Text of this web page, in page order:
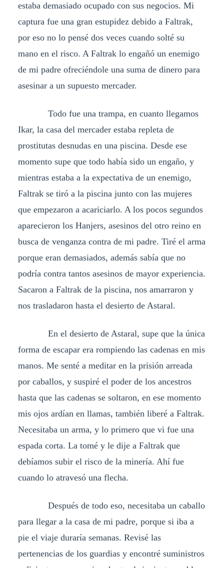
estaba demasiado ocupado con sus negocios. Mi
captura fue una gran estupidez debido a Faltrak,
por eso no lo pensé dos veces cuando solté su
mano en el risco. A Faltrak lo engañó un enemigo
de mi padre ofreciéndole una suma de dinero para
asesinar a un supuesto mercader.
Todo fue una trampa, en cuanto llegamos
Ikar, la casa del mercader estaba repleta de
prostitutas desnudas en una piscina. Desde ese
momento supe que todo había sido un engaño, y
mientras estaba a la expectativa de un enemigo,
Faltrak se tiró a la piscina junto con las mujeres
que empezaron a acariciarlo. A los pocos segundos
aparecieron los Hanjers, asesinos del otro reino en
busca de venganza contra de mi padre. Tiré el arma
porque eran demasiados, además sabía que no
podría contra tantos asesinos de mayor experiencia.
Sacaron a Faltrak de la piscina, nos amarraron y
nos trasladaron hasta el desierto de Astaral.
En el desierto de Astaral, supe que la única
forma de escapar era rompiendo las cadenas en mis
manos. Me senté a meditar en la prisión arreada
por caballos, y suspiré el poder de los ancestros
hasta que las cadenas se soltaron, en ese momento
mis ojos ardían en llamas, también liberé a Faltrak.
Necesitaba un arma, y lo primero que vi fue una
espada corta. La tomé y le dije a Faltrak que
debíamos subir el risco de la minería. Ahí fue
cuando lo atravesó una flecha.
Después de todo eso, necesitaba un caballo
para llegar a la casa de mi padre, porque si iba a
pie el viaje duraría semanas. Revisé las
pertenencias de los guardias y encontré suministros